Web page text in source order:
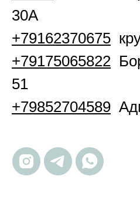
30А
+79162370675
+79175065822
51
+79852704589